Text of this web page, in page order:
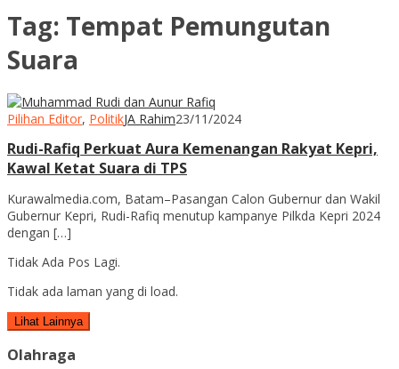
Tag: Tempat Pemungutan
Suara
Pilihan Editor, PolitikJA Rahim23/11/2024
Rudi-Rafiq Perkuat Aura Kemenangan Rakyat Kepri,
Kawal Ketat Suara di TPS
Kurawalmedia.com, Batam–Pasangan Calon Gubernur dan Wakil
Gubernur Kepri, Rudi-Rafiq menutup kampanye Pilkda Kepri 2024
dengan […]
Tidak Ada Pos Lagi.
Tidak ada laman yang di load.
Lihat Lainnya
Olahraga